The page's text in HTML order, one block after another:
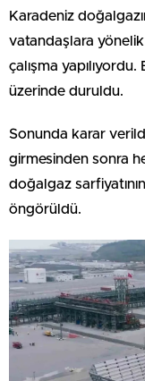
Karadeniz
vatandaşlara
çalışma
üzerinde duruldu.
Sonunda karar
girmesinden sonra
doğalgaz
öngörüldü.